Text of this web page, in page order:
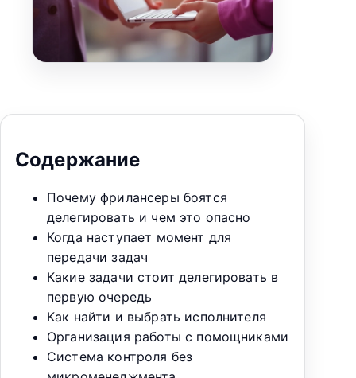
Содержание
Почему фрилансеры боятся
делегировать и чем это опасно
Когда наступает момент для
передачи задач
Какие задачи стоит делегировать в
первую очередь
Как найти и выбрать исполнителя
Организация работы с помощниками
Система контроля без